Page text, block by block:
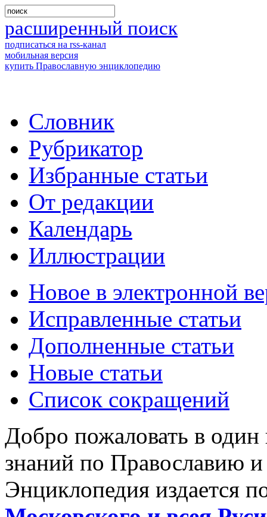
расширенный поиск
подписаться на rss-канал
мобильная версия
купить Православную энциклопедию
Словник
Рубрикатор
Избранные статьи
От редакции
Календарь
Иллюстрации
Новое в электронной
Исправленные статьи
Дополненные статьи
Новые статьи
Список сокращений
Добро пожаловать в
знаний по Православию
Энциклопедия издается